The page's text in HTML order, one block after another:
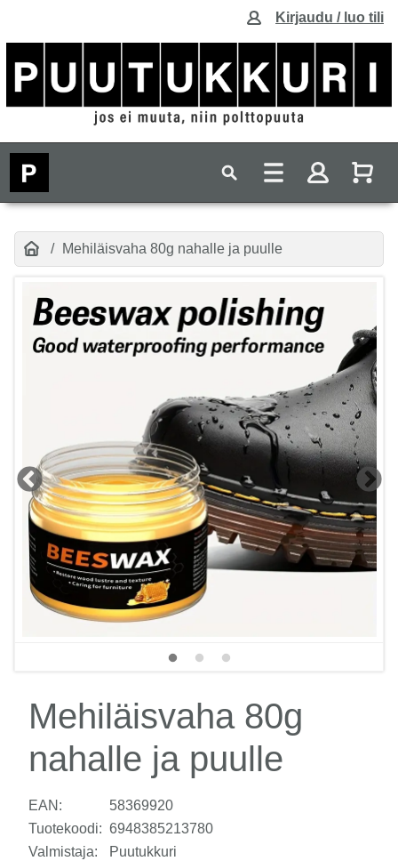
Kirjaudu / luo tili
Mehiläisvaha 80g nahalle ja puulle
Mehiläisvaha 80g
nahalle ja puulle
EAN:
58369920
Tuotekoodi: 6948385213780
Valmistaja:
Puutukkuri